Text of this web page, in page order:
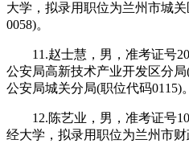
大学，拟录用职位为兰州市城
0058)。
11.赵士慧，男，准考证号
公安局高新技术产业开发区分
公安局城关分局(职位代码0115)。
12.陈艺业，男，准考证号
经大学，拟录用职位为兰州市财